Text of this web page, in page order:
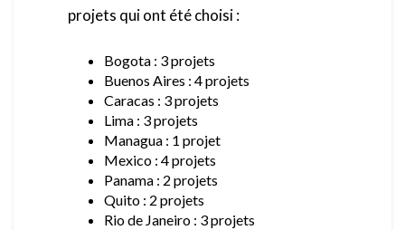
projets qui ont été choisi :
Bogota : 3 projets
Buenos Aires : 4 projets
Caracas : 3 projets
Lima : 3 projets
Managua : 1 projet
Mexico : 4 projets
Panama : 2 projets
Quito : 2 projets
Rio de Janeiro : 3 projets